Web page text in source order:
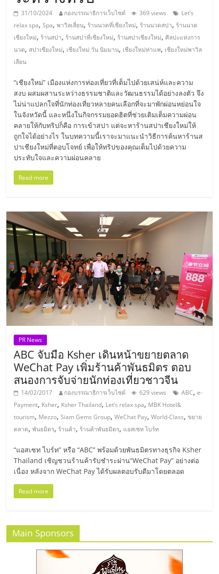
เอ็
มอี
ไทย,
SMEs,
แฟ
รน
ไชส์,
ที่
ปรึกษา
แฟ
รน
ไชส์,
รวม
แฟ
รน
ไชส์
ขาย
แฟ
รน
ไชส์
แฟ
31/10/2024 กองบรรณาธิการเว็บไซต์ 369 views
Let’s
relax spa,Spa,พาวิลเลี่ยน, ร้านนวดที่เชียงใหม่, ร้านนวดสปา, ร้านนวด
เชียงใหม่, ร้านสปา, ร้านสปาที่เชียงใหม่, ร้านสปาเชียงใหม่,ศิลปะแห่งการ
นวด, สปาเชียงใหม่, เชียงใหม่ วัน นิมมาน, เชียงใหม่ท่าแพ, เชียงใหม่พาวิล
เลียน
“เชียงใหม่” เมืองแห่งการท่องเที่ยวที่เต็มไปด้วยเสน่ห์และความ
สงบ ผสมผสานระหว่างธรรมชาติและวัฒนธรรมได้อย่างลงตัว จึง
ไม่น่าแปลกใจที่นักท่องเที่ยวหลายคนเลือกที่จะมาพักผ่อนหย่อนใจ
ในจังหวัดนี้ และหนึ่งในกิจกรรมยอดฮิตที่ช่วยเติมเต็มความผ่อน
คลายให้กับทริปก็คือ การเข้าสปา แต่จะหาร้านสปาเชียงใหม่ให้
ถูกใจได้อย่างไร ในบทความนี้เราจะมาแนะนำวิธีการค้นหาร้านส
ปาเชียงใหม่ที่ตอบโจทย์ เพื่อให้ทริปของคุณเต็มไปด้วยความ
ประทับใจและความผ่อนคลาย
Read more
PR News
ABC จับมือ Ksher เดินหน้าขยายตลาด
WeChat Pay เพิ่มร้านค้าพันธมิตร ตอบ
สนองการจับจ่ายนักท่องเที่ยวชาวจีน
14/02/2017 กองบรรณาธิการเว็บไซต์ 629 views ABC,e-
Payment, Ksher, Ksher Thailand, Let’s relax spa, MBK Hotel&
tourism, Mezzo,Siam Gems Group,WeChat Pay,World-Class,ขยาย
ตลาด,พันธมิตร, ร้านค้า, ร้านค้าพันธมิตร, แอสเซท ไบร์ท
“แอสเซท ไบร์ท” หรือ “ABC” พร้อมด้วยพันธมิตรทางธุรกิจ Ksher
Thailand เชิญชวนร้านค้ารับชำระผ่าน“WeChat Pay” อย่างต่อ
เนื่อง หลังจาก WeChat Pay ได้รับผลตอบรับดีมาโดยตลอด
Read more
Main Sponsors